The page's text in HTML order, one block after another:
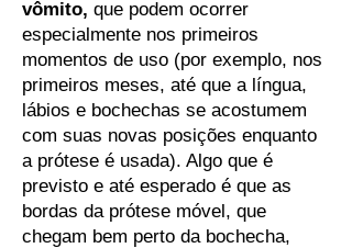
vômito, que podem ocorrer
especialmente nos primeiros
momentos de uso (por exemplo, nos
primeiros meses, até que a língua,
lábios e bochechas se acostumem
com suas novas posições enquanto
a prótese é usada). Algo que é
previsto e até esperado é que as
bordas da prótese móvel, que
chegam bem perto da bochecha,